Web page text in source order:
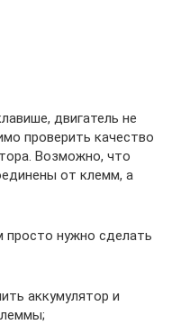
двигатель не
проверить качество
Возможно, что
от клемм, а
просто нужно сделать
аккумулятор и